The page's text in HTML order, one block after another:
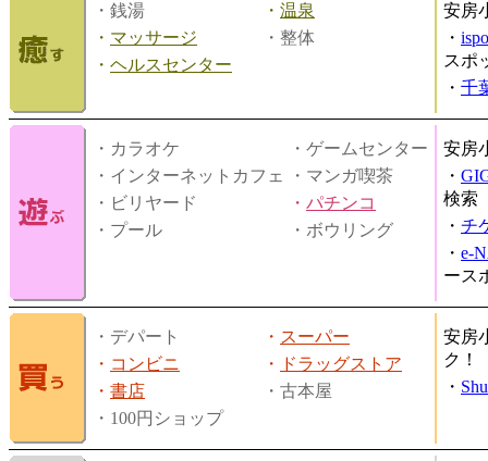
・銭湯 ・ 温泉
・ マッサージ
・整体
・ ヘルスセンター
安房
・
スポ
・ 千
・カラオケ
・ゲームセンター
・インターネットカフェ
・マンガ喫茶
・ビリヤード
・ パチンコ
・プール
・ボウリング
安房
・
検索
・ チ
・ e-
ース
・デパート ・ スーパー
・ コンビニ ・
ドラッグストア
・ 書店
・古本屋
・100円ショップ
安房
ク！
・